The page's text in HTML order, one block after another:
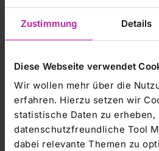
Zustimmung Details
Diese Webseite verwendet
Wir wollen mehr über die
erfahren. Hierzu setzen wir
statistische Daten zu erheben,
datenschutzfreundliche Tool
dabei relevante Themen zu
Leben mit
Zertifizierungspunkte
Die Veranstaltung ist bei der
Landesärztekammer
Thüringen zur Zertifizierung
angemeldet.